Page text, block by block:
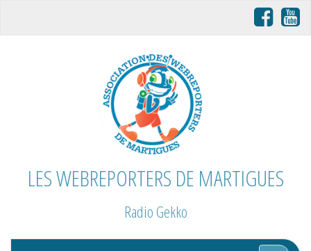
LES WEBREPORTERS DE MARTIGUES
Radio Gekko